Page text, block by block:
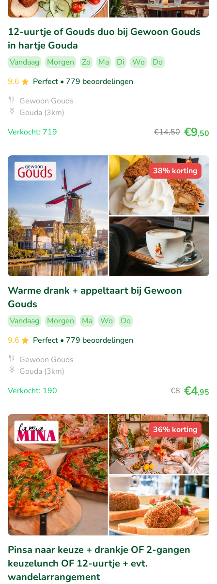
12-uurtje of Gouds duo bij Gewoon Gouds
in hartje Gouda
Vandaag Morgen Zo Ma Di Wo
Do
9.6
Perfect • 779 beoordelingen
Gewoon Gouds
Gouda (3km)
Verkocht: 719
€14,50 €9,50
38% korting
Warme drank + appeltaart bij Gewoon
Gouds
Vandaag Morgen Ma Wo
Do
9.6
Perfect • 779 beoordelingen
Gewoon Gouds
Gouda (3km)
Verkocht: 190
€8 €4,95
36% korting
Pinsa naar keuze + drankje OF 2-gangen
keuzelunch OF 12-uurtje + evt.
wandelarrangement